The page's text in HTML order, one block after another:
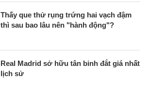
Thấy que thử rụng trứng hai vạch đậm
thì sau bao lâu nên "hành động"?
Real Madrid sở hữu tân binh đắt giá nhất
lịch sử